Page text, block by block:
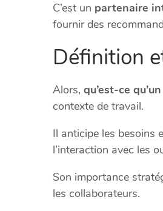
C’est un partenaire
fournir des
Définition
Alors, qu’est-ce
contexte de travail.
Il anticipe les besoins
l’interaction avec les
Son importance
les collaborateurs.